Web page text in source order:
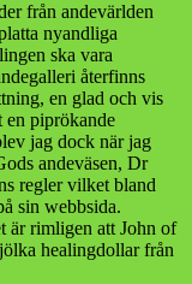
från andevärlden
nyandliga
ska vara
återfinns
en glad och vis
en piprökande
jag dock när jag
andeväsen, Dr
regler vilket bland
sin webbsida.
är rimligen att John of
healingdollar från